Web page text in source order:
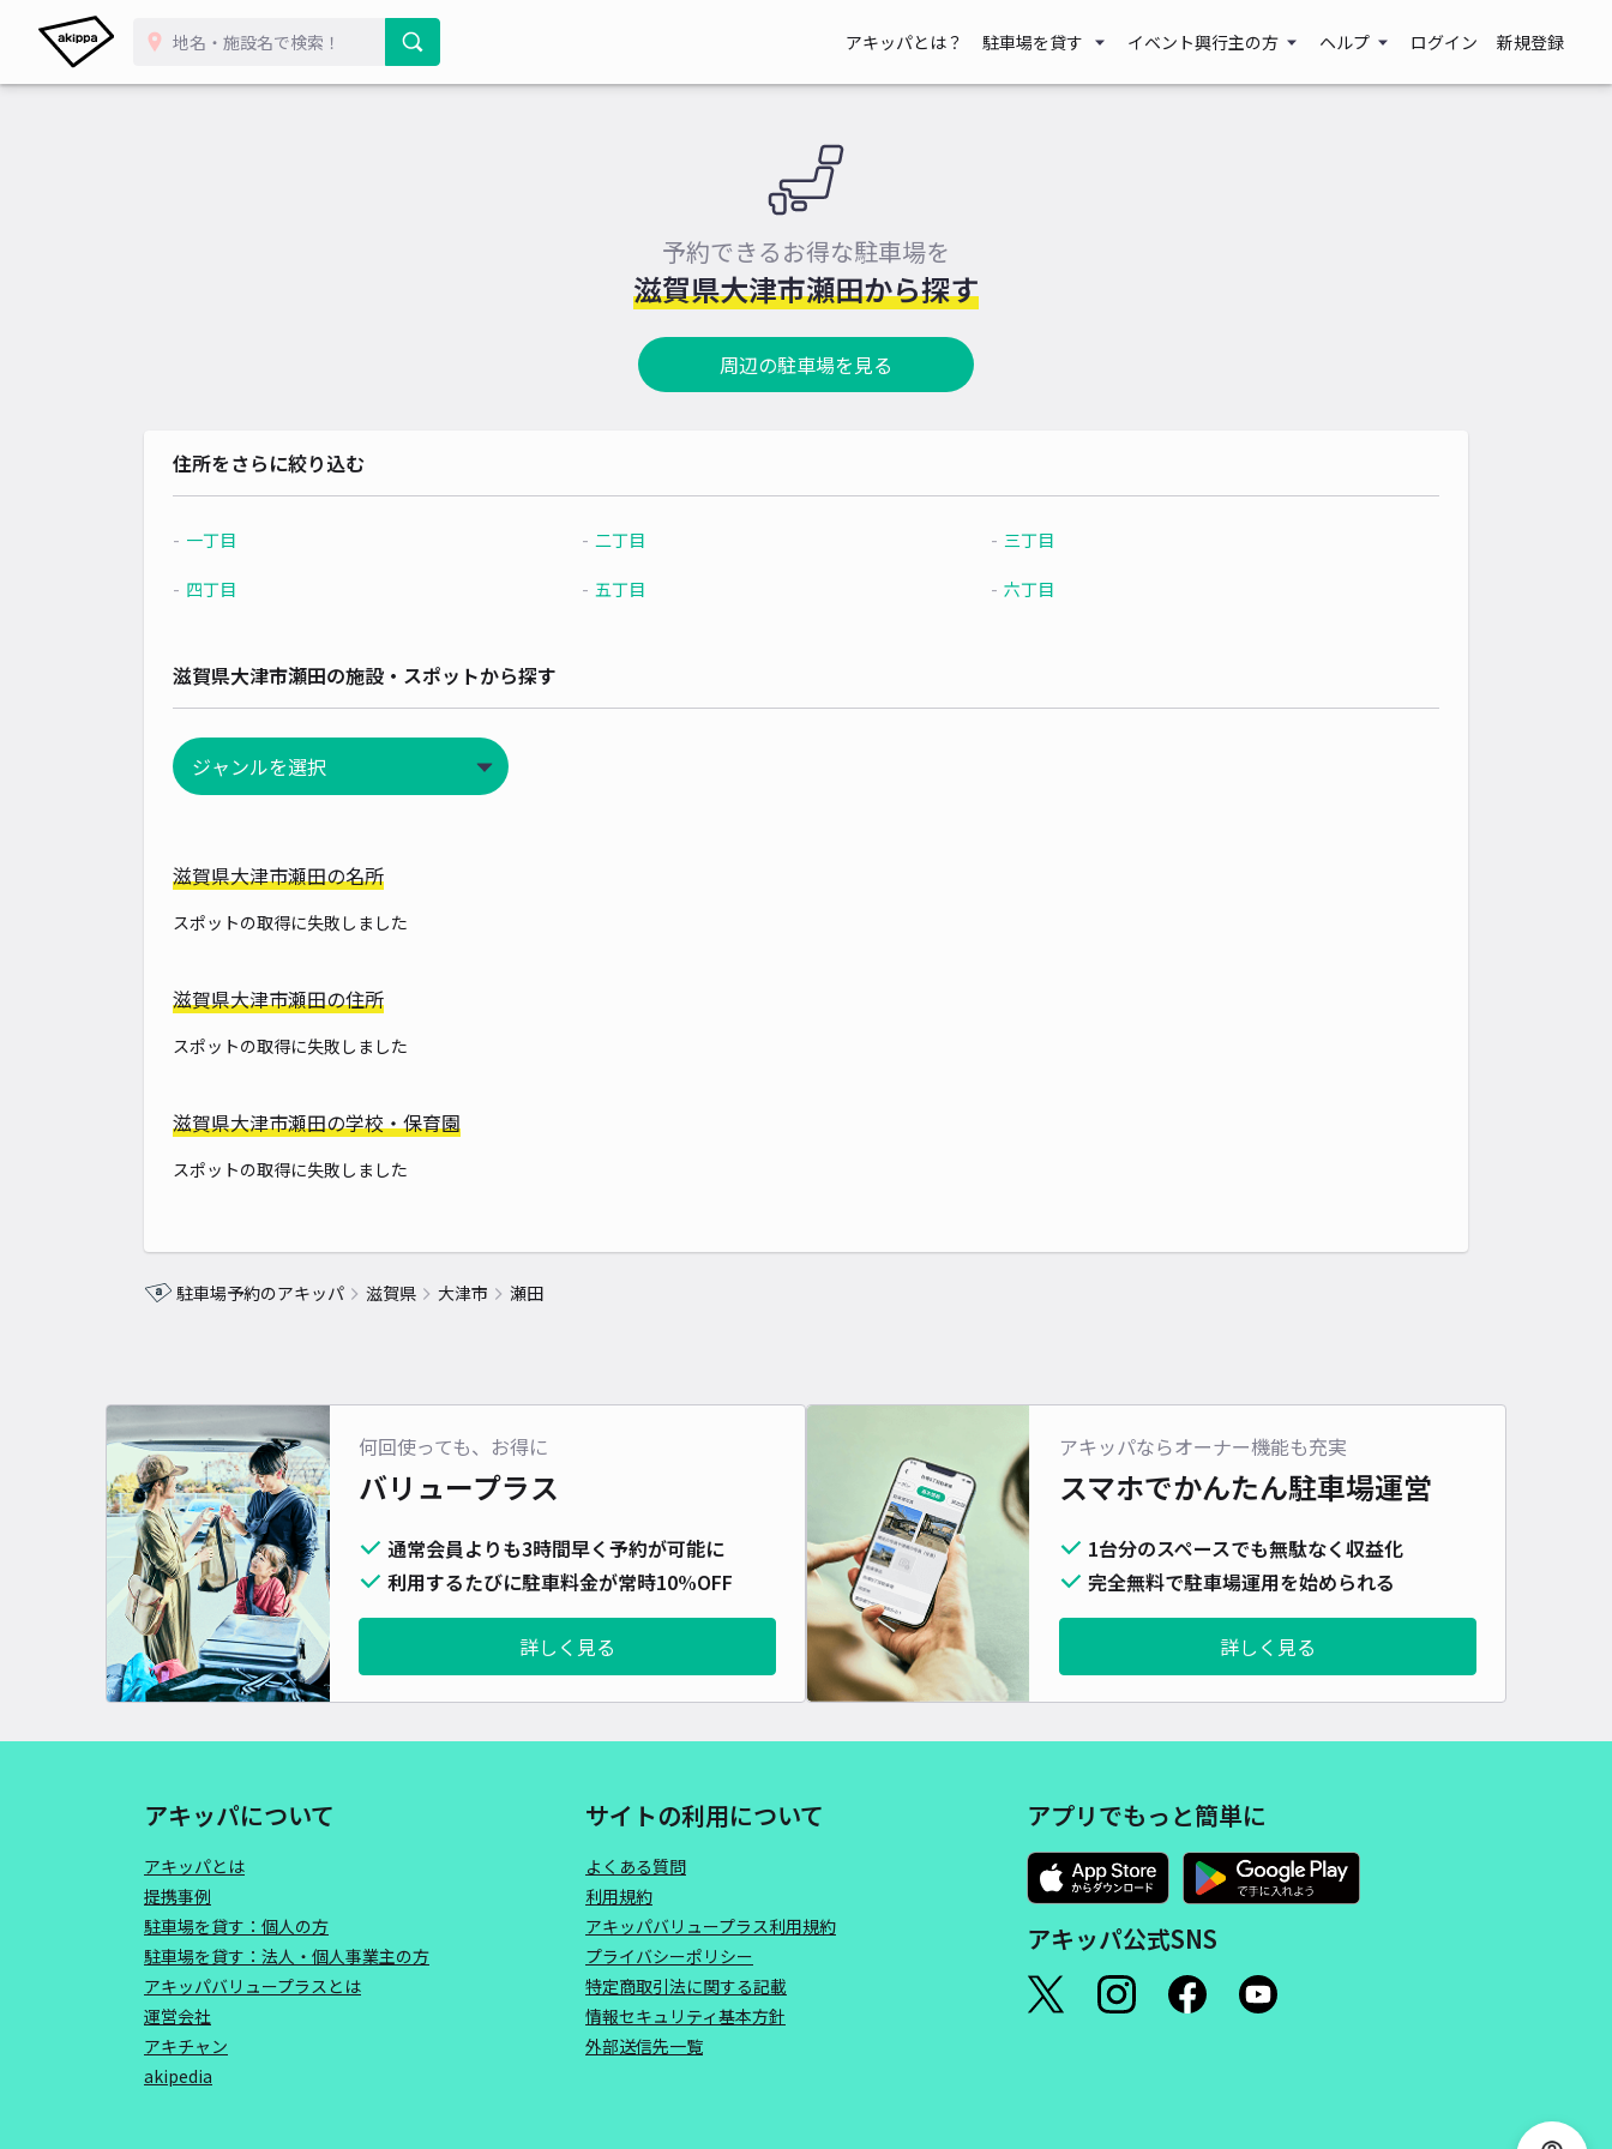
アキッパとは？ 駐車場を貸す イベント興行主の方 ヘルプ ログイン 新規登録
予約できるお得な駐車場を
滋賀県大津市瀬田から探す
周辺の駐車場を見る
住所をさらに絞り込む
一丁目 二丁目 三丁目
四丁目 五丁目 六丁目
滋賀県大津市瀬田の施設・スポットから探す
滋賀県大津市瀬田の名所
スポットの取得に失敗しました
滋賀県大津市瀬田の住所
スポットの取得に失敗しました
滋賀県大津市瀬田の学校・保育園
スポットの取得に失敗しました
駐車場予約のアキッパ 滋賀県 大津市 瀬田
何回使っても、お得に
バリュープラス
通常会員よりも3時間早く予約が可能に
利用するたびに駐車料金が常時10%OFF
詳しく見る
アキッパならオーナー機能も充実
スマホでかんたん駐車場運営
1台分のスペースでも無駄なく収益化
完全無料で駐車場運用を始められる
詳しく見る
アキッパについて
アキッパとは
提携事例
駐車場を貸す：個人の方
駐車場を貸す：法人・個人事業主の方
アキッパバリュープラスとは
運営会社
アキチャン
akipedia
サイトの利用について
よくある質問
利用規約
アキッパバリュープラス利用規約
プライバシーポリシー
特定商取引法に関する記載
情報セキュリティ基本方針
外部送信先一覧
アプリでもっと簡単に
アキッパ公式SNS